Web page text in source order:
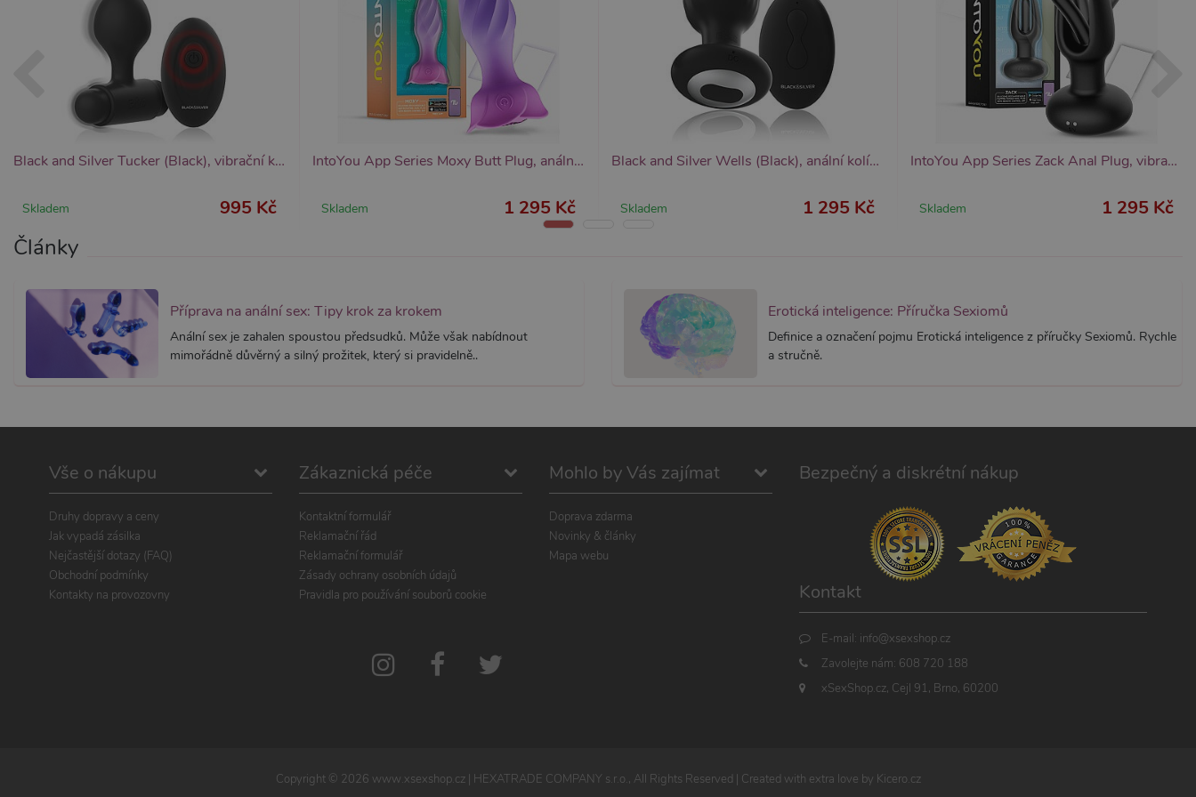
Black and Silver Tucker (Black), vibrační kuličky do análu s ovladačem
Skladem 995 Kč
IntoYou App Series Moxy Butt Plug, anální rotační kolík
Skladem 1 295 Kč
Black and Silver Wells (Black), anální kolík s vibrací a ovladačem
Skladem 1 295 Kč
IntoYou App Series Zack Anal Plug, vibrační anální kolík s aplikací
Skladem 1 295 Kč
Články
Příprava na anální sex: Tipy krok za krokem
Anální sex je zahalen spoustou předsudků. Může však nabídnout
mimořádně důvěrný a silný prožitek, který si pravidelně..
Erotická inteligence: Příručka Sexiomů
Definice a označení pojmu Erotická inteligence z příručky Sexiomů. Rychle
a stručně.
Vše o nákupu
Druhy dopravy a ceny
Jak vypadá zásilka
Nejčastější dotazy (FAQ)
Obchodní podmínky
Kontakty na provozovny
Zákaznická péče
Kontaktní formulář
Reklamační řád
Reklamační formulář
Zásady ochrany osobních údajů
Pravidla pro používání souborů cookie
Mohlo by Vás zajímat
Doprava zdarma
Novinky & články
Mapa webu
Bezpečný a diskrétní nákup
Kontakt
E-mail: info@xsexshop.cz
Zavolejte nám: 608 720 188
xSexShop.cz, Cejl 91, Brno, 60200
Copyright © 2026 www.xsexshop.cz| HEXATRADE COMPANY s.r.o., All Rights Reserved | Created with extra love by Kicero.cz